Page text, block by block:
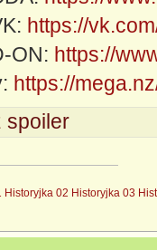
https://
ON: https://
https://
spoiler
Historyjka 02 Historyjka 03